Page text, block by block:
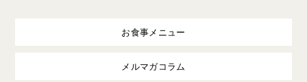
お食事メニュー
メルマガコラム